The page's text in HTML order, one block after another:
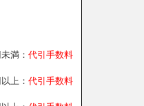
満： 代引手数料
上： 代引手数料